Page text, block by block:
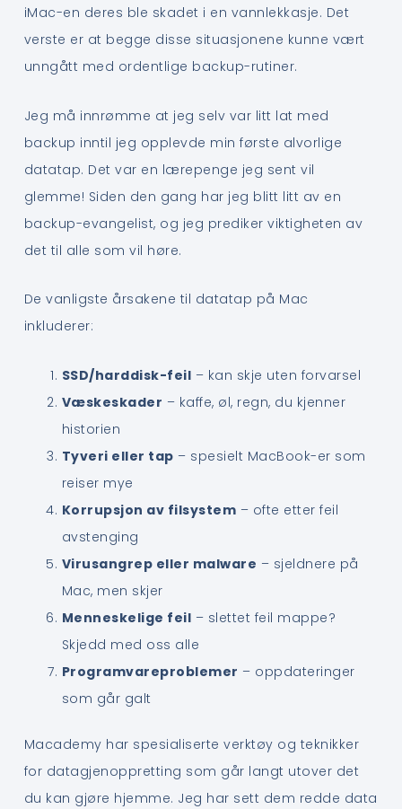
iMac-en deres ble skadet i en vannlekkasje. Det
verste er at begge disse situasjonene kunne vært
unngått med ordentlige backup-rutiner.
Jeg må innrømme at jeg selv var litt lat med
backup inntil jeg opplevde min første alvorlige
datatap. Det var en lærepenge jeg sent vil
glemme! Siden den gang har jeg blitt litt av en
backup-evangelist, og jeg prediker viktigheten av
det til alle som vil høre.
De vanligste årsakene til datatap på Mac
inkluderer:
SSD/harddisk-feil – kan skje uten forvarsel
Væskeskader – kaffe, øl, regn, du kjenner
historien
Tyveri eller tap – spesielt MacBook-er som
reiser mye
Korrupsjon av filsystem – ofte etter feil
avstenging
Virusangrep eller malware – sjeldnere på
Mac, men skjer
Menneskelige feil – slettet feil mappe?
Skjedd med oss alle
Programvareproblemer – oppdateringer
som går galt
Macademy har spesialiserte verktøy og teknikker
for datagjenoppretting som går langt utover det
du kan gjøre hjemme. Jeg har sett dem redde data